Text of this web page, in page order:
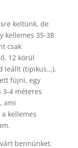
keltünk, de
kellemes 35-38
csak
12 körül
leállt (tipikus…).
fújni, egy
3-4 méteres
ami
kellemes
bennünket.